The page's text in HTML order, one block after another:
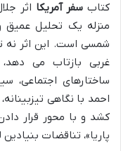
کتاب سفر آمریکا اثر
شمسی است. این اثر نه
غربی بازتاب می
ساختارهای اجتماعی،
احمد با نگاهی
کشد و با محور قرار
پاریا»، تناقضات